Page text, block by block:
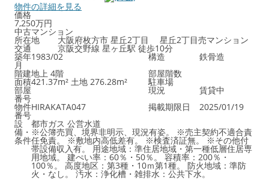
物件の詳細を見る
価格
7,250万円
中古マンション
所在地 大阪府枚方市 星丘2丁目 星丘2丁目売マンション
交通 京阪交野線 星ヶ丘駅 徒歩10分
築年
月
1983/02 構造
鉄骨造
階建地上 4階 部屋階数
面積421.37m² 土地 276.28m² 駐車場
部屋
番号
現況
賃貸中
物件
番号
HIRAKATA047 掲載期限日
2025/01/19
設
備・
条件
都市ガス 公営水道
※公簿売買、境界非明示、現況有姿。 ※売主契約不適合責
任免責。 ※敷地内高低差有。 ※検査済証無。 ※その他付
帯設備収入有。 用途地域：準住居地域・第一種低層住居専
用地域。 建ぺい率：60％・50％。 容積率：200％・
100％。 高度地区：第3種・10ｍ第1種。 防火地域：準防
火・なし。 汚水：浄化槽・雑排水：公共下水。